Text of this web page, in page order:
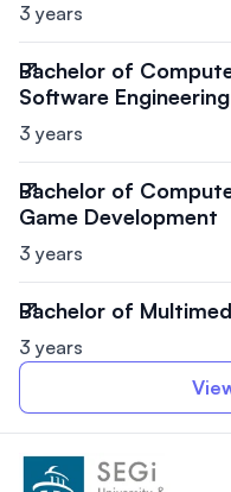
3 years
Bachelor of
Software Engineering
3 years
Bachelor of
Game Development
3 years
Bachelor of
3 years